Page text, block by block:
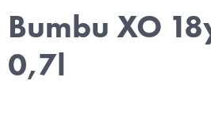
Bumbu XO
0,7l